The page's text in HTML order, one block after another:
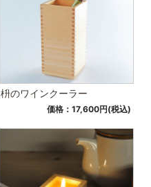
枡のワインクーラー
価格：17,600円(税込)